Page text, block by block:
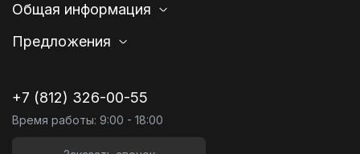
Общая информация
Предложения
+7 (812) 326-00-55
Время работы: 9:00 - 18:00